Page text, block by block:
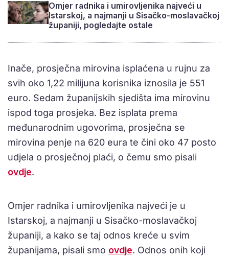
Omjer radnika i umirovljenika najveći u
Istarskoj, a najmanji u Sisačko-moslavačkoj
županiji, pogledajte ostale
Inače, prosječna mirovina isplaćena u rujnu za
svih oko 1,22 milijuna korisnika iznosila je 551
euro. Sedam županijskih sjedišta ima mirovinu
ispod toga prosjeka. Bez isplata prema
međunarodnim ugovorima, prosječna se
mirovina penje na 620 eura te čini oko 47 posto
udjela o prosječnoj plaći, o čemu smo pisali
ovdje.
Omjer radnika i umirovljenika najveći je u
Istarskoj, a najmanji u Sisačko-moslavačkoj
županiji, a kako se taj odnos kreće u svim
županijama, pisali smo ovdje. Odnos onih koji